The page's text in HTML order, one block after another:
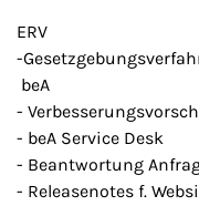
ERV
-
beA
-
- beA Service Desk
- Beantwortung
- Releasenotes f.